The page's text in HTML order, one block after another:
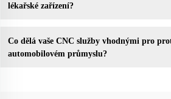
lékařské zařízení?
Co dělá vaše CNC služby vhodnými pro
automobilovém průmyslu?